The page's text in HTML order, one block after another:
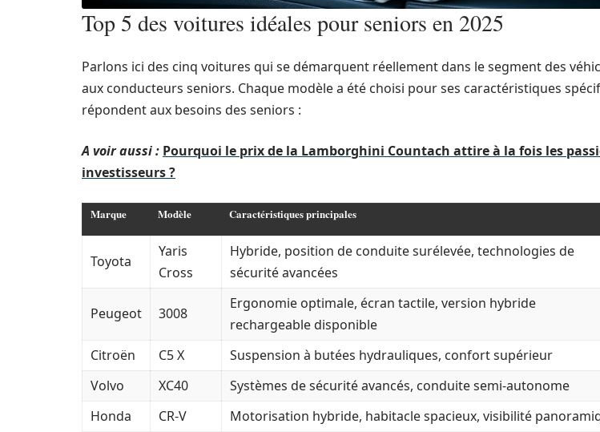
Top 5 des voitures idéales pour seniors en 2025
Parlons ici des cinq voitures qui se démarquent réellement dans le segment des
aux conducteurs seniors. Chaque modèle a été choisi pour ses caractéristiques
répondent aux besoins des seniors :
A voir aussi : Pourquoi le prix de la Lamborghini Countach attire à la fois les
investisseurs ?
Marque Modèle Caractéristiques principales
Toyota
Yaris
Cross
Hybride, position de conduite surélevée, technologies de
sécurité avancées
Peugeot 3008
Ergonomie optimale, écran tactile, version hybride
rechargeable disponible
Citroën C5 X Suspension à butées hydrauliques, confort supérieur
Volvo
XC40 Systèmes de sécurité avancés, conduite semi-autonome
Honda
CR-V Motorisation hybride, habitacle spacieux, visibilité